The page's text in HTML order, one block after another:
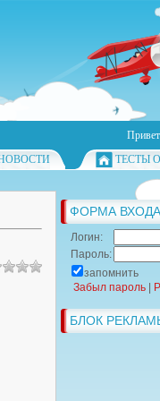
ТЕСТЫ
ФОРМА ВХОДА
Логин:
Пароль:
запомнить
Забыл пароль
БЛОК